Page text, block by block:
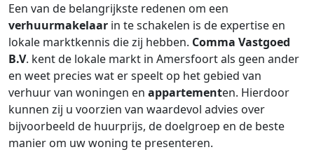
Een van de belangrijkste redenen om een
verhuurmakelaar in te schakelen is de expertise en
lokale marktkennis die zij hebben. Comma Vastgoed
B.V. kent de lokale markt in Amersfoort als geen ander
en weet precies wat er speelt op het gebied van
verhuur van woningen en appartementen. Hierdoor
kunnen zij u voorzien van waardevol advies over
bijvoorbeeld de huurprijs, de doelgroep en de beste
manier om uw woning te presenteren.